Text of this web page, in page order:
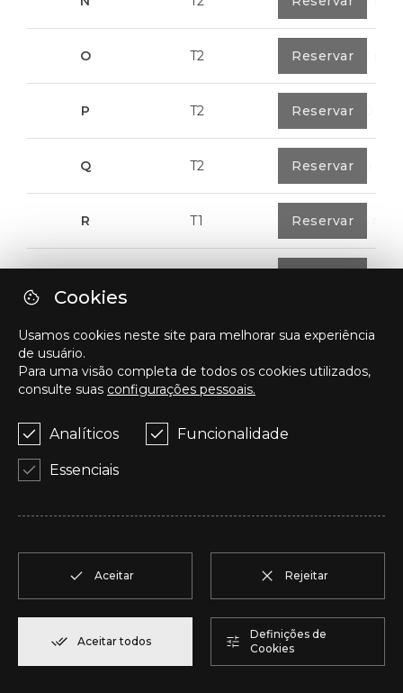
O T2 94,20 m²
Reservar
P T2 123,00 m²
Reservar
Q T2 92,00 m²
Reservar
R T1 57,95 m²
Reservar
T T2 1 50,05 m²
Reservar
U T2
V T2 1
X T2 1 91,75 m²
Reservar
Cookies
Usamos cookies neste site para melhorar sua experiência
de usuário.
Para uma visão completa de todos os cookies utilizados,
consulte suas configurações pessoais.
Analíticos Funcionalidade
Essenciais
Aceitar Rejeitar
Aceitar todos
Definições de
Cookies